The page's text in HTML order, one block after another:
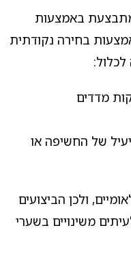
באמצעות
בחירה נקודתית
יעיל של החשיפה או
ולכן הביצועים
משינויים בשערי